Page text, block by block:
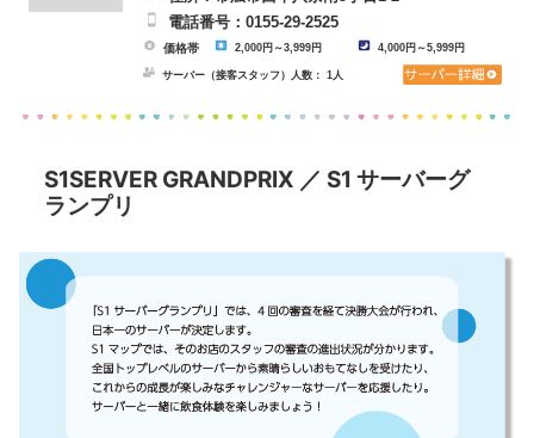
電話番号：0155-29-2525
価格帯 2,000円～3,999円 4,000円～5,999円
サーバー（接客スタッフ）人数： 1人
S1SERVER GRANDPRIX ／ S1 サーバーグ
ランプリ